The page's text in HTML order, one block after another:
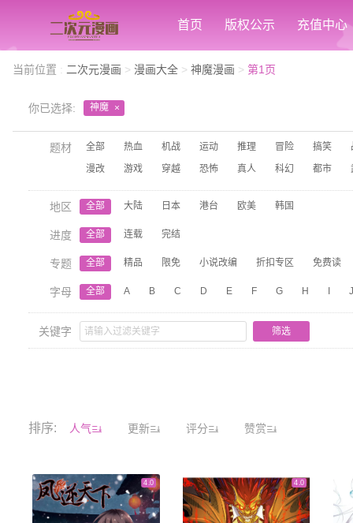
首页 版权公示 充值中心
当前位置 : 二次元漫画 > 漫画大全 > 神魔漫画 > 第1页
你已选择: 神魔 ×
题材 全部 热血 机战 运动 推理 冒险 搞笑
漫改
游戏 穿越 恐怖 真人 科幻 都市
地区 全部 大陆 日本 港台 欧美 韩国
进度 全部 连载 完结
专题 全部 精品 限免 小说改编 折扣专区 免费读
字母 全部 A B C D E F G H J
关键字 筛选
排序: 人气 更新 评分 赞赏
4.0 4.0